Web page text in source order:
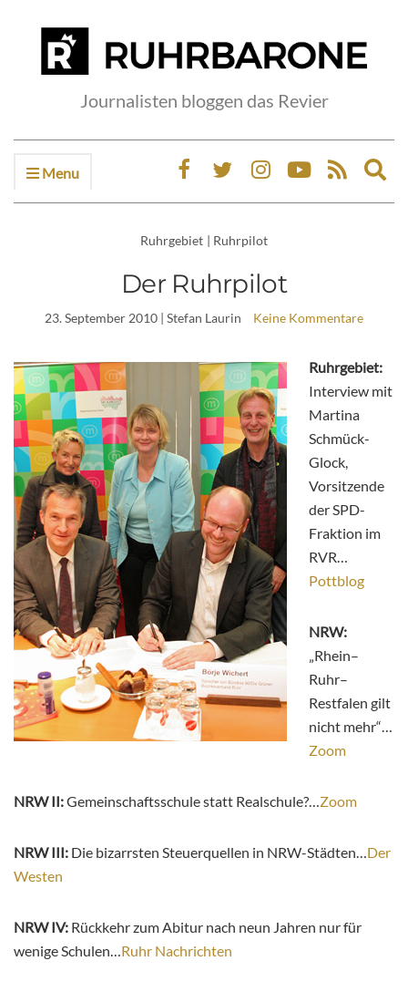
Journalisten bloggen das Revier
Menu
Ruhrgebiet | Ruhrpilot
Der Ruhrpilot
23. September 2010 | Stefan Laurin Keine Kommentare
Ruhrgebiet:
Interview mit
Martina
Schmück-
Glock,
Vorsitzende
der SPD-
Fraktion im
RVR…
Pottblog
NRW:
„Rhein–
Ruhr–
Restfalen gilt
nicht mehr“…
Zoom
NRW II:Gemeinschaftsschule statt Realschule?…Zoom
NRW III: Die bizarrsten Steuerquellen in NRW-Städten…Der
Westen
NRW IV: Rückkehr zum Abitur nach neun Jahren nur für
wenige Schulen…Ruhr Nachrichten